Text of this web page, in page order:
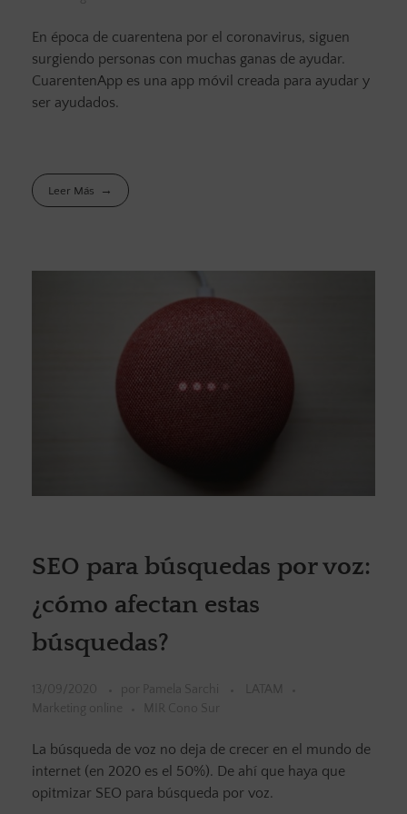
En época de cuarentena por el coronavirus, siguen
surgiendo personas con muchas ganas de ayudar.
CuarentenApp es una app móvil creada para ayudar y
ser ayudados.
Leer Más
SEO para búsquedas por voz:
¿cómo afectan estas
búsquedas?
13/09/2020 por Pamela Sarchi
LATAM
Marketing online
MIR Cono Sur
La búsqueda de voz no deja de crecer en el mundo de
internet (en 2020 es el 50%). De ahí que haya que
opitmizar SEO para búsqueda por voz.